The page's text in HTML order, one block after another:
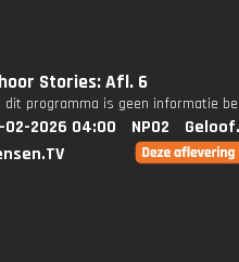
Stories: Afl. 6
dit programma is geen informatie
02-2026 04:00 NPO2